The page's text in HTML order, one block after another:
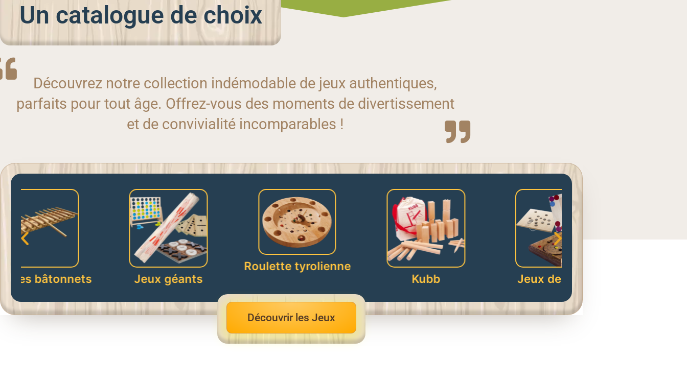
Un catalogue de choix
Découvrez notre collection indémodable de jeux authentiques,
parfaits pour tout âge. Offrez-vous des moments de divertissement
et de convivialité incomparables !
Jeux géants
Roulette tyrolienne
Jeux de Palet
Découvrir les Jeux